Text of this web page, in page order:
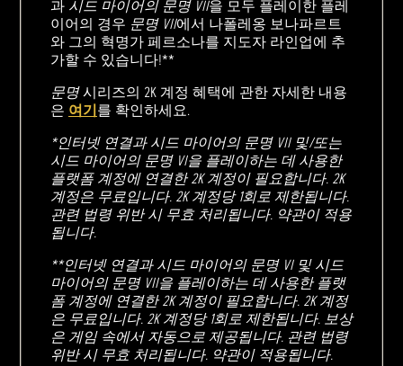
과 시드 마이어의 문명 VII을 모두 플레이한 플레
이어의 경우 문명 VII에서 나폴레옹 보나파르트
와 그의 혁명가 페르소나를 지도자 라인업에 추
가할 수 있습니다!**
문명시리즈의 2K 계정 혜택에 관한 자세한 내용
은 여기를 확인하세요.
*인터넷 연결과 시드 마이어의 문명 VII 및/또는
시드 마이어의 문명 VI을 플레이하는 데 사용한
플랫폼 계정에 연결한 2K 계정이 필요합니다. 2K
계정은 무료입니다. 2K 계정당 1회로 제한됩니다.
관련 법령 위반 시 무효 처리됩니다. 약관이 적용
됩니다.
**인터넷 연결과 시드 마이어의 문명 VI 및 시드
마이어의 문명 VII을 플레이하는 데 사용한 플랫
폼 계정에 연결한 2K 계정이 필요합니다. 2K 계정
은 무료입니다. 2K 계정당 1회로 제한됩니다. 보상
은 게임 속에서 자동으로 제공됩니다. 관련 법령
위반 시 무효 처리됩니다. 약관이 적용됩니다.